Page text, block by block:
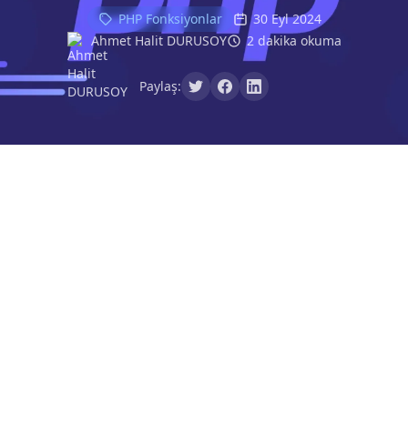
PHP Fonksiyonlar
30 Eyl 2024
Ahmet Halit DURUSOY
2 dakika okuma
Paylaş: